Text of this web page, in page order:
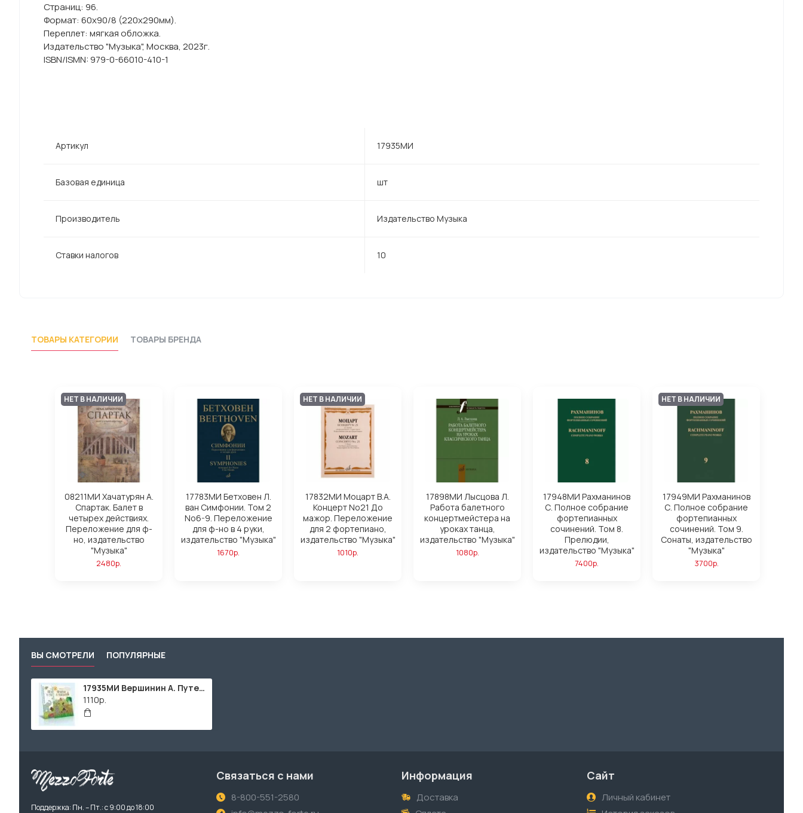
Страниц: 96.
Формат: 60х90/8 (220х290мм).
Переплет: мягкая обложка.
Издательство "Музыка", Москва, 2023г.
ISBN/ISMN: 979-0-66010-410-1
Артикул 17935МИ
Базовая единица шт
Производитель Издательство Музыка
Ставки налогов 10
ТОВАРЫ КАТЕГОРИИ ТОВАРЫ БРЕНДА
НЕТ В НАЛИЧИИ
08211МИ Хачатурян А.
Спартак. Балет в
четырех действиях.
Переложение для ф-
но, издательство
"Музыка"
2480р.
17783МИ Бетховен Л.
ван Симфонии. Том 2
No6-9. Переложение
для ф-но в 4 руки,
издательство "Музыка"
1670р.
НЕТ В НАЛИЧИИ
17832МИ Моцарт В.А.
Концерт No21 До
мажор. Переложение
для 2 фортепиано,
издательство "Музыка"
1010р.
17898МИ Лысцова Л.
Работа балетного
концертмейстера на
уроках танца,
издательство "Музыка"
1080р.
17948МИ Рахманинов
С. Полное собрание
фортепианных
сочинений. Том 8.
Прелюдии,
издательство "Музыка"
7400р.
НЕТ В НАЛИЧИИ
17949МИ Рахманинов
С. Полное собрание
фортепианных
сочинений. Том 9.
Сонаты, издательство
"Музыка"
3700р.
ВЫ СМОТРЕЛИ ПОПУЛЯРНЫЕ
17935МИ Вершинин А. Путешествие в страну зверей. Для ф-но в 2, 4 и 6 рук, издательство "Музыка"
1110р.
Поддержка: Пн. – Пт.: с 9:00 до 18:00
Связаться с нами
8-800-551-2580
Информация
Доставка
Сайт
Личный кабинет